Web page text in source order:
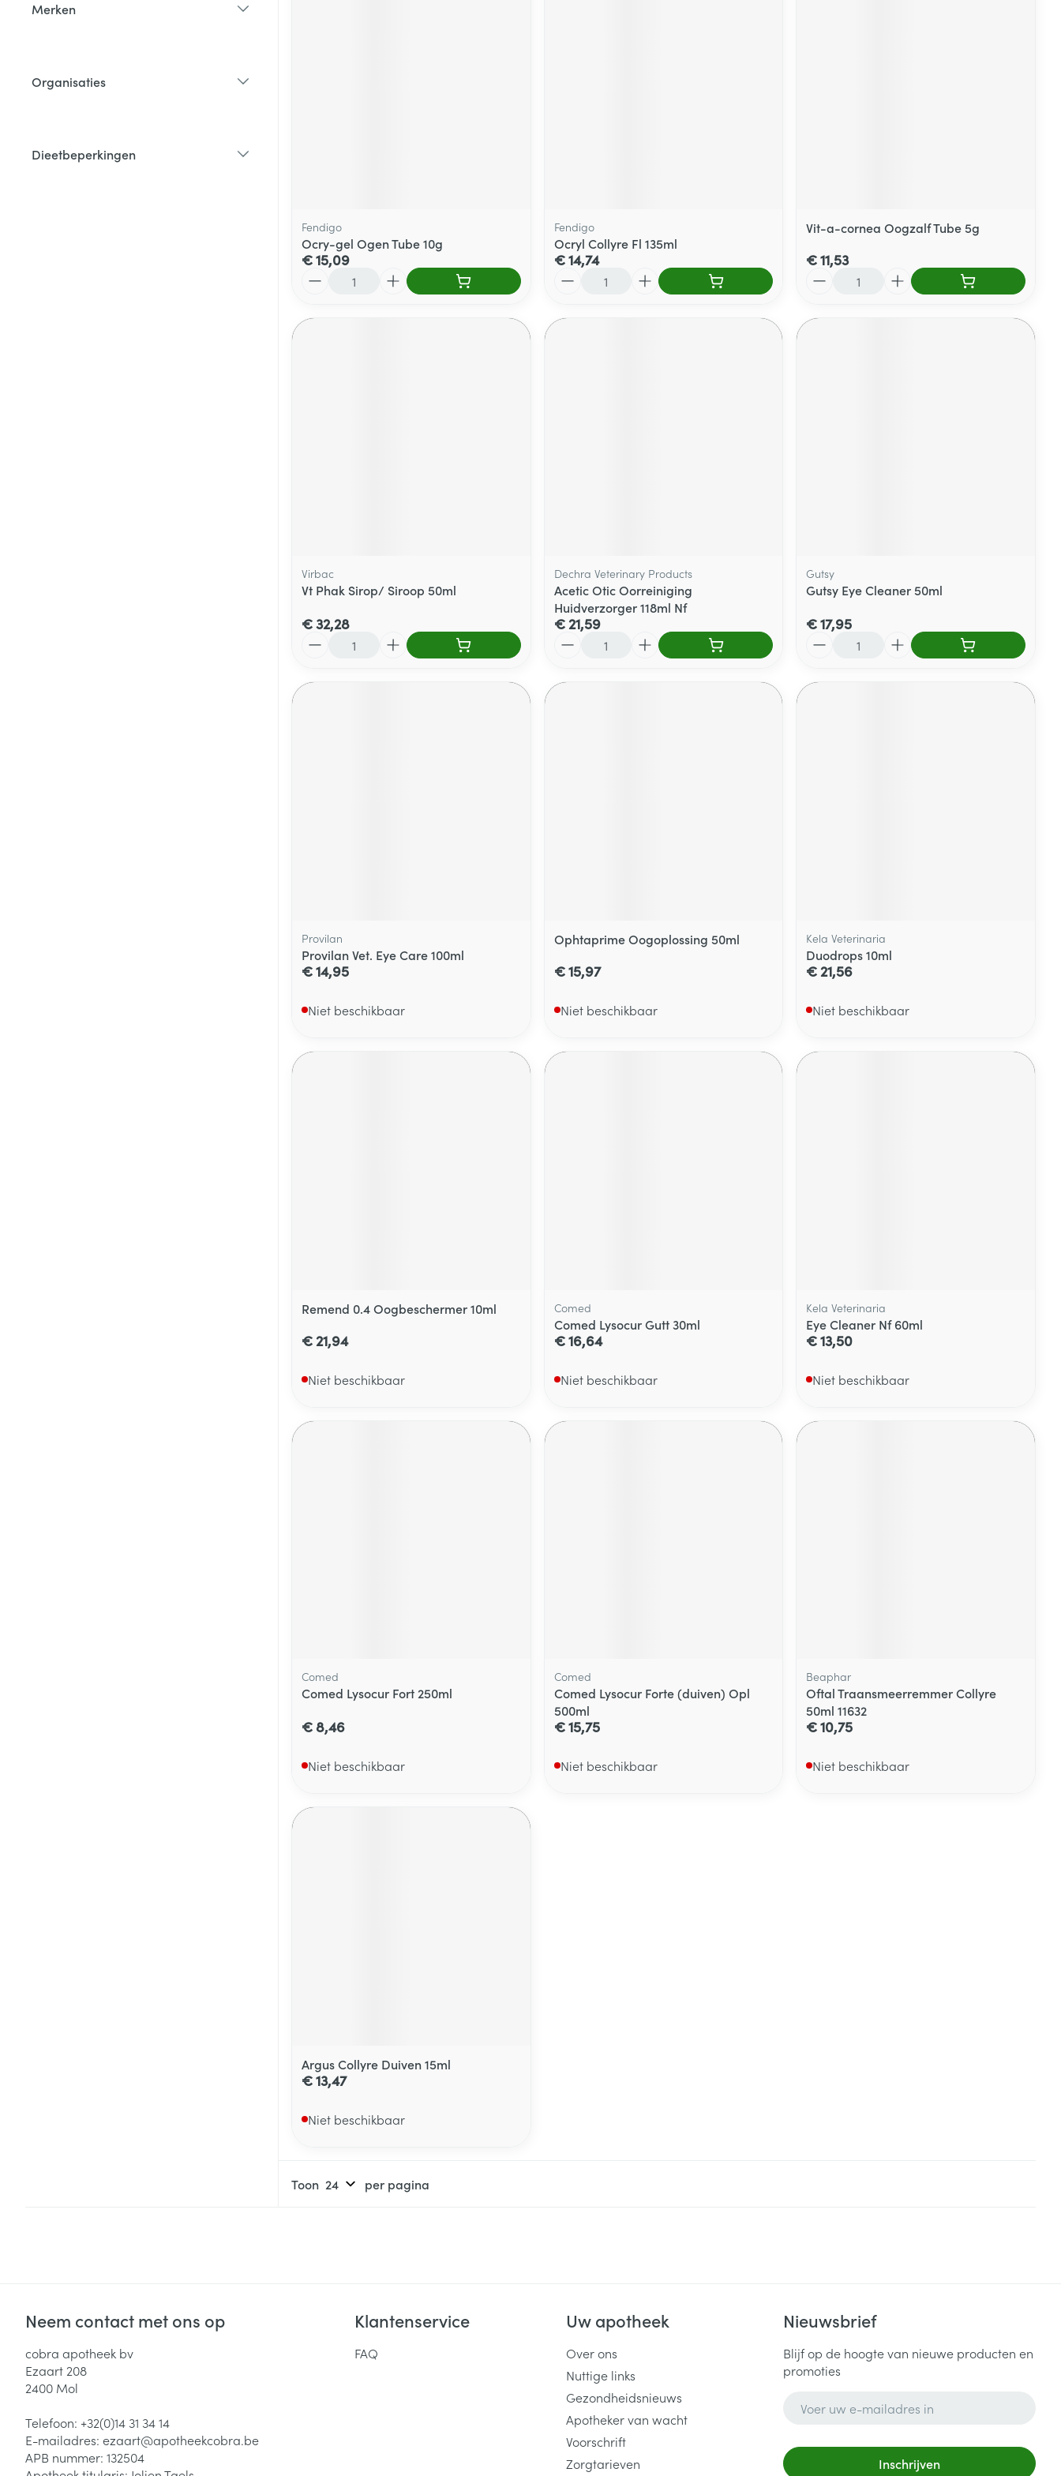
Merken
Organisaties
Dieetbeperkingen
Fendigo
Ocry-gel Ogen Tube 10g
€ 15,09
Fendigo
Ocryl Collyre Fl 135ml
€ 14,74
Vit-a-cornea Oogzalf Tube 5g
€ 11,53
Virbac
Vt Phak Sirop/ Siroop 50ml
€ 32,28
Dechra Veterinary Products
Acetic Otic Oorreiniging
Huidverzorger 118ml Nf
€ 21,59
Gutsy
Gutsy Eye Cleaner 50ml
€ 17,95
Provilan
Provilan Vet. Eye Care 100ml
€ 14,95
Niet beschikbaar
Ophtaprime Oogoplossing 50ml
€ 15,97
Niet beschikbaar
Kela Veterinaria
Duodrops 10ml
€ 21,56
Niet beschikbaar
Remend 0.4 Oogbeschermer 10ml
€ 21,94
Niet beschikbaar
Comed
Comed Lysocur Gutt 30ml
€ 16,64
Niet beschikbaar
Kela Veterinaria
Eye Cleaner Nf 60ml
€ 13,50
Niet beschikbaar
Comed
Comed Lysocur Fort 250ml
€ 8,46
Niet beschikbaar
Comed
Comed Lysocur Forte (duiven) Opl
500ml
€ 15,75
Niet beschikbaar
Beaphar
Oftal Traansmeerremmer Collyre
50ml 11632
€ 10,75
Niet beschikbaar
Argus Collyre Duiven 15ml
€ 13,47
Niet beschikbaar
Toon per pagina
Neem contact met ons op
cobra apotheek bv
Ezaart 208
2400 Mol
Telefoon: +32(0)14 31 34 14
E-mailadres: ezaart@apotheekcobra.be
APB nummer: 132504
Klantenservice
FAQ
Uw apotheek
Over ons
Nuttige links
Gezondheidsnieuws
Apotheker van wacht
Voorschrift
Zorgtarieven
Nieuwsbrief
Blijf op de hoogte van nieuwe producten en
promoties
Inschrijven